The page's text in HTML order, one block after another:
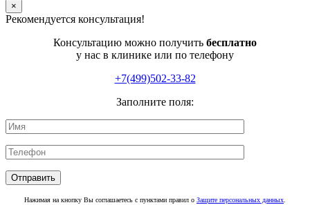
×
Рекомендуется консультация!
Консультацию можно получить бесплатно
у нас в клинике или по телефону
+7(499)502-33-82
Заполните поля:
Нажимая на кнопку Вы соглашаетесь с пунктами правил о Защите персональных данных.